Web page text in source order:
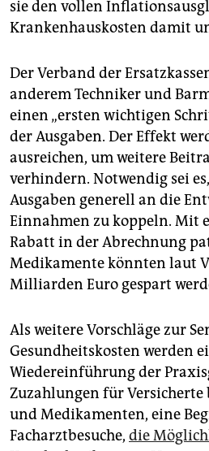
sie den vollen
Krankenhauskosten damit
Der Verband der
anderem Techniker und
einen „ersten wichtigen
der Ausgaben. Der Effekt
ausreichen, um weitere
verhindern. Notwendig sei
Ausgaben generell an die
Einnahmen zu koppeln. Mit
Rabatt in der Abrechnung
Medikamente könnten laut
Milliarden Euro gespart
Als weitere Vorschläge zur
Gesundheitskosten werden
Wiedereinführung der
Zuzahlungen für Versicherte
und Medikamenten, eine
Facharztbesuche, die